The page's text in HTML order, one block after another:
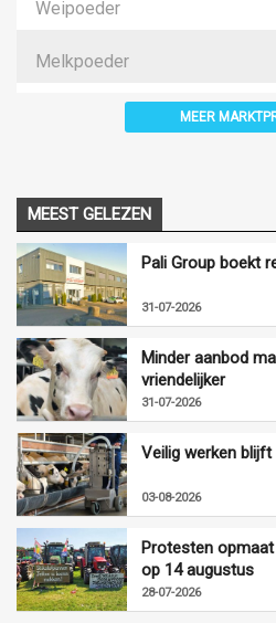
Weipoeder
Melkpoeder
MEER
MEEST GELEZEN
Pali Group boekt
31-07-2026
Minder aanbod
vriendelijker
31-07-2026
Veilig werken
03-08-2026
Protesten
op 14 augustus
28-07-2026